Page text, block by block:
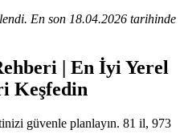
En son 18.04.2026 tarihinde
| En İyi Yerel
Keşfedin
güvenle planlayın. 81 il, 973